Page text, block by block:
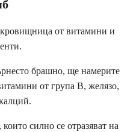
от витамини и
брашно, ще намерите
от група В, желязо,
силно се отразяват на